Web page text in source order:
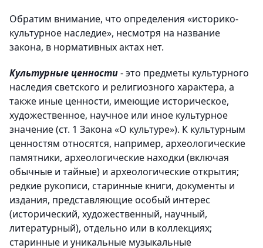
Обратим внимание, что определения «историко-
культурное наследие», несмотря на название
закона, в нормативных актах нет.
Культурные ценности- это предметы культурного
наследия светского и религиозного характера, а
также иные ценности, имеющие историческое,
художественное, научное или иное культурное
значение (ст. 1 Закона «О культуре»). К культурным
ценностям относятся, например, археологические
памятники, археологические находки (включая
обычные и тайные) и археологические открытия;
редкие рукописи, старинные книги, документы и
издания, представляющие особый интерес
(исторический, художественный, научный,
литературный), отдельно или в коллекциях;
старинные и уникальные музыкальные